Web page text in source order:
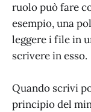
ruolo può fare
esempio, una
leggere i file in
scrivere in esso.
Quando scrivi
principio del